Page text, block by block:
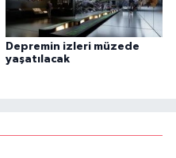
Depremin izleri müzede
yaşatılacak